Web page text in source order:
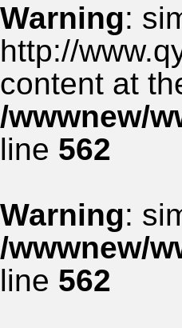
Warning:
http://
content at
/wwwnew/
line 562
Warning:
/wwwnew/
line 562